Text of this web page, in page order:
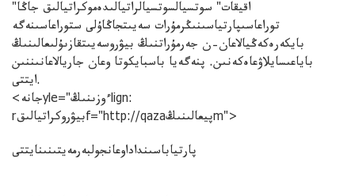
"اقيقات" سوتسيالسوتسيالراتيالىدەموكراتيالىق جاڭا
توراعاسىپارتياسىنىڭرمۇرات سەيىتجاڭاۇلى ستوراعاسىنەگە
بايكەرەكەڭيالاعان–ن جەرمۇراتنىڭ بيۋروسەيىتقازىۇلىعالىنىڭ
باياعىسايلاۋعاەكەنىن. پنەگەيا باسبايكوتا وعان جاريالاعانىننىن
ايتتى.
<جانەyle="ءوزىنىڭlign:
rبيۋروكراتيالىقf="http://qazaپيعالىنىڭm">
پارتياباسىنداداوعانجولبەرمەيتىنىنايتتى